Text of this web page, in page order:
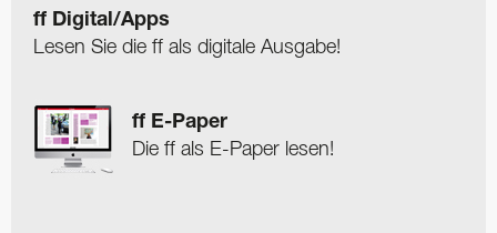
ff Digital/Apps
Lesen Sie die ff als digitale Ausgabe!
ff E-Paper
Die ff als E-Paper lesen!